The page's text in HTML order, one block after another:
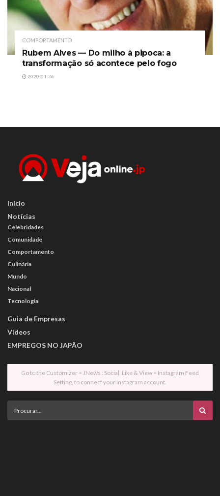
COMPORTAMENTO
Rubem Alves — Do milho à pipoca: a
transformação só acontece pelo fogo
2020-01-26
Início
Notícias
Celebridades
Comunidade
Comportamento
Culinária
Mundo
Nacional
Tecnologia
Guia de Empresas
Videos
EMPREGOS NO JAPÃO
Go to the Customizer > JNews : Social, Like & View > Instagram Feed
Setting, to connect your Instagram account.